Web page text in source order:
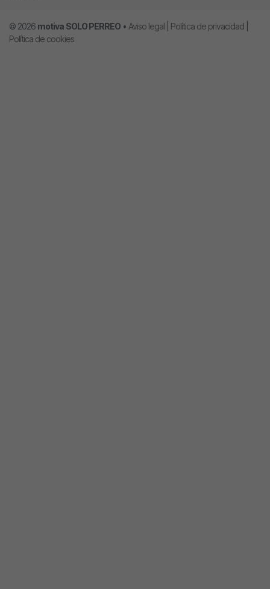
© 2026 motiva SOLO PERREO • Aviso legal Política de privacidad
Política de cookies